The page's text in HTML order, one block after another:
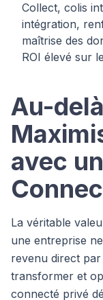
Collect, colis
intégration,
maîtrise des
ROI élevé sur
Au-
avec
La véritable
une entreprise
revenu direct
transformer et
connecté privé